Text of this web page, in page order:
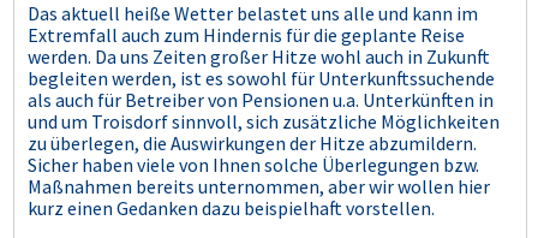
Das aktuell heiße Wetter belastet uns alle und kann im
Extremfall auch zum Hindernis für die geplante Reise
werden. Da uns Zeiten großer Hitze wohl auch in Zukunft
begleiten werden, ist es sowohl für Unterkunftssuchende
als auch für Betreiber von Pensionen u.a. Unterkünften in
und um Troisdorf sinnvoll, sich zusätzliche Möglichkeiten
zu überlegen, die Auswirkungen der Hitze abzumildern.
Sicher haben viele von Ihnen solche Überlegungen bzw.
Maßnahmen bereits unternommen, aber wir wollen hier
kurz einen Gedanken dazu beispielhaft vorstellen.